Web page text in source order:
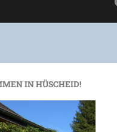
IN HÜSCHEID!